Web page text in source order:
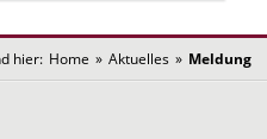
hier: Home » Aktuelles » Meldung